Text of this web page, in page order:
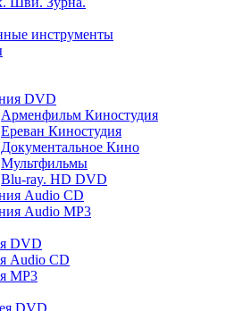
инструменты
DVD
Арменфильм Киностудия
Ереван Киностудия
Документальное Кино
Мультфильмы
Blu-ray. HD DVD
Audio CD
Audio MP3
DVD
Audio CD
MP3
DVD